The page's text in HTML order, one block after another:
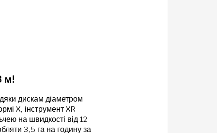
м!
дискам діаметром
X, інструмент XR
на швидкості від 12
3,5 га на годину за